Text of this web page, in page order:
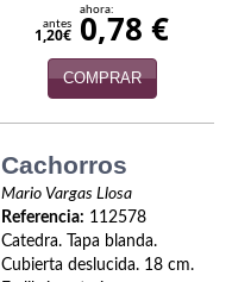
antes
1,20€
ahora:
0,78 €
COMPRAR
Cachorros
Mario Vargas Llosa
Referencia: 112578
Catedra. Tapa blanda.
Cubierta deslucida. 18 cm.